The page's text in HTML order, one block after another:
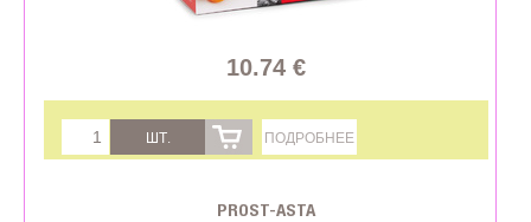
10.74 €
ШТ. ПОДРОБНЕЕ
PROST-ASTA